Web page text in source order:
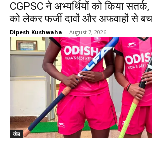
CGPSC ने अभ्यर्थियों को किया सतर्क,
को लेकर फर्जी दावों और अफवाहों से
Dipesh Kushwaha - August 7, 2026
खेल